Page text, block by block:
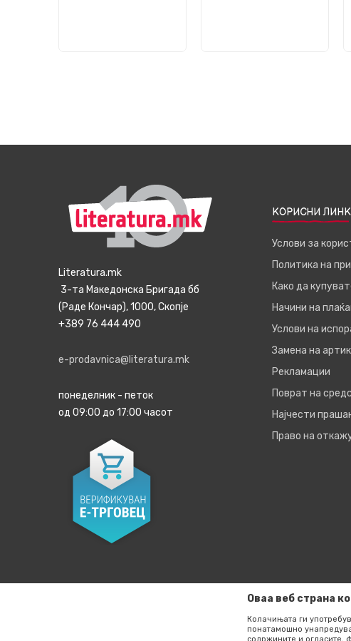
Literatura.mk
3-та Македонска Бригада бб
(Раде Кончар), 1000, Скопје
+389 76 444 490
e-prodavnica@literatura.mk
понеделник - петок
од 09:00 до 17:00 часот
КОРИСНИ
Услови за
Политика на
Како да
Начини на
Услови на
Замена на
Рекламации
Поврат на
Најчести
Право на
Оваа веб страна
Колачињата ги
понатамошно